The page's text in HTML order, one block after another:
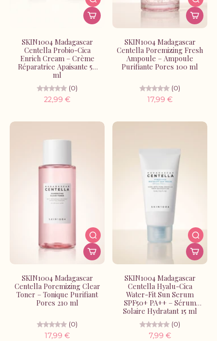
SKIN1004 Madagascar
Centella Probio-Cica
Enrich Cream – Crème
Réparatrice Apaisante 50
ml
(0)
22,99 €
SKIN1004 Madagascar
Centella Poremizing Fresh
Ampoule – Ampoule
Purifiante Pores 100 ml
(0)
17,99 €
SKIN1004 Madagascar
Centella Poremizing Clear
Toner – Tonique Purifiant
Pores 210 ml
(0)
17,99 €
SKIN1004 Madagascar
Centella Hyalu-Cica
Water-Fit Sun Serum
SPF50+ PA++ – Sérum
Solaire Hydratant 15 ml
(0)
7,99 €